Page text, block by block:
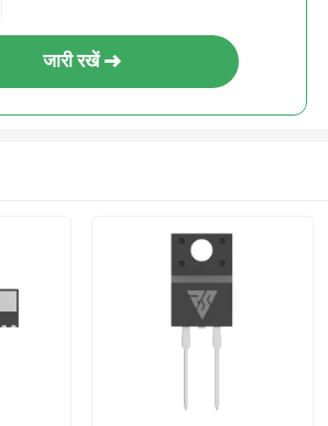
जारी रखें